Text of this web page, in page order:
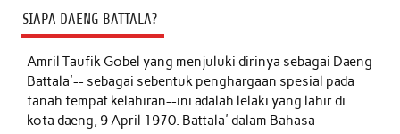
SIAPA DAENG BATTALA?
Amril Taufik Gobelyang menjuluki dirinya sebagai Daeng
Battala'-- sebagai sebentuk penghargaan spesial pada
tanah tempat kelahiran--ini adalah lelaki yang lahir di
kota daeng, 9 April 1970. Battala' dalam Bahasa